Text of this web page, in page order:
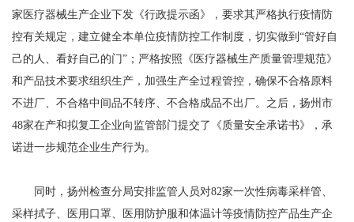
家医疗器械生产企业下发《行政提示函》，要求其严格执行疫情防
控有关规定，建立健全本单位疫情防控工作制度，切实做到“管好自
己的人、看好自己的门”；严格按照《医疗器械生产质量管理规范》
和产品技术要求组织生产，加强生产全过程管控，确保不合格原料
不进厂、不合格中间品不转序、不合格成品不出厂。之后，扬州市
48家在产和拟复工企业向监管部门提交了《质量安全承诺书》，承
诺进一步规范企业生产行为。
同时，扬州检查分局安排监管人员对82家一次性病毒采样管、
采样拭子、医用口罩、医用防护服和体温计等疫情防控产品生产企